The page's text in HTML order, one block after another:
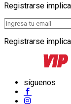
Registrarse
Registrarse
síguenos